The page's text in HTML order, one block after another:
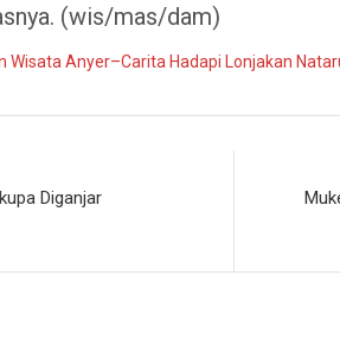
(wis/mas/dam)
Wisata Anyer–Carita Hadapi Lonjakan
Diganjar